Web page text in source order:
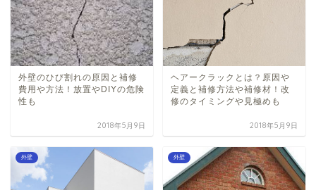
外壁のひび割れの原因と補修
費用や方法！放置やDIYの危険
性も
2018年5月9日
ヘアークラックとは？原因や
定義と補修方法や補修材！改
修のタイミングや見極めも
2018年5月9日
外壁 外壁